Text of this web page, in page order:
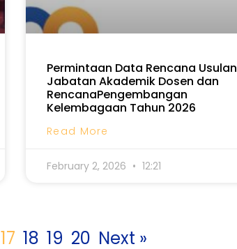
Permintaan Data Rencana Usulan
Jabatan Akademik Dosen dan
RencanaPengembangan
Kelembagaan Tahun 2026
Read More
February 2, 2026 12:21
17 18 19 20 Next »